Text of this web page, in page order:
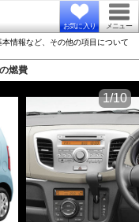
お気に入り メニュー
情報など、その他の項目について
燃費
1/10